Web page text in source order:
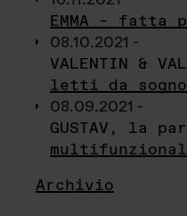
EMMA –
08.10.2021 -
VALENTIN &
letti da sogno
08.09.2021 -
GUSTAV, la
Archivio